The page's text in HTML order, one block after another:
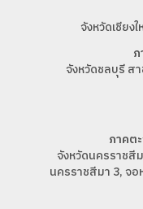
จังหวัดเชียง
จังหวัดชลบุรี ส
ภาคต
จังหวัดนครราชสี
นครราชสีมา 3, จ